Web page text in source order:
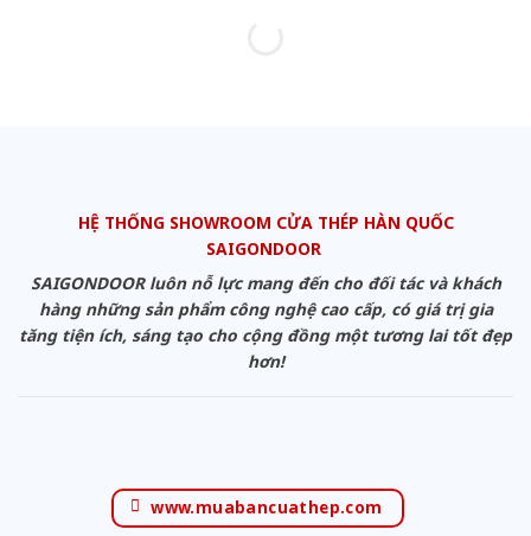
HỆ THỐNG SHOWROOM CỬA THÉP HÀN QUỐC
SAIGONDOOR
SAIGONDOOR luôn nỗ lực mang đến cho đối tác và khách
hàng những sản phẩm công nghệ cao cấp, có giá trị gia
tăng tiện ích, sáng tạo cho cộng đồng một tương lai tốt đẹp
hơn!
www.muabancuathep.com